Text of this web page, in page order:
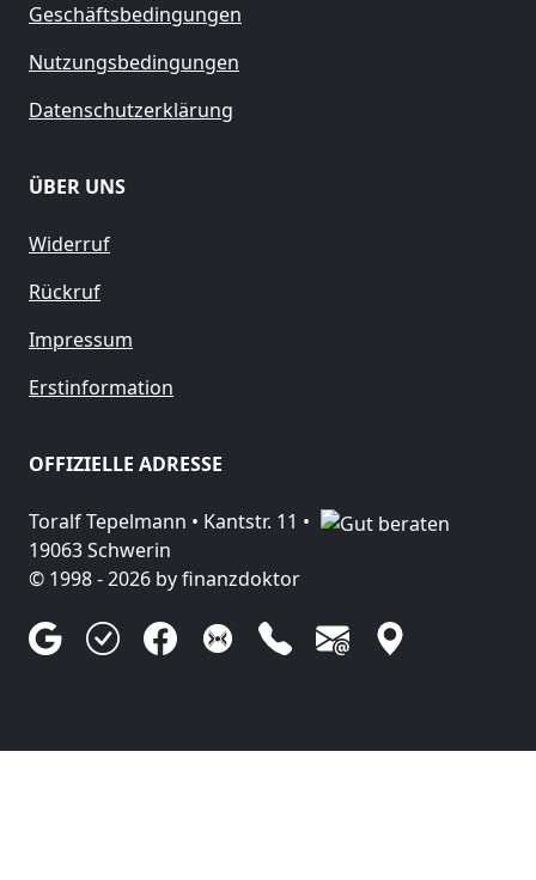
Geschäftsbedingungen
Nutzungsbedingungen
Datenschutzerklärung
ÜBER UNS
Widerruf
Rückruf
Impressum
Erstinformation
OFFIZIELLE ADRESSE
Toralf Tepelmann • Kantstr. 11 •
19063Schwerin
© 1998 - 2026 byfinanzdoktor